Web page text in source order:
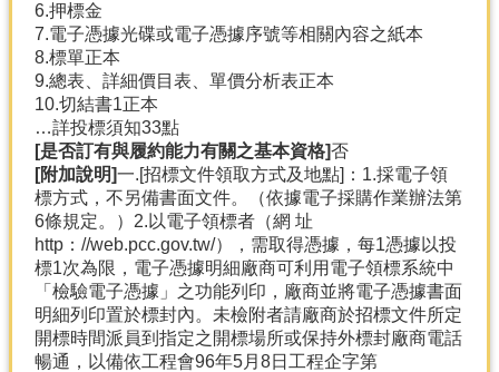
6.押標金
7.電子憑據光碟或電子憑據序號等相關內容之紙本
8.標單正本
9.總表、詳細價目表、單價分析表正本
10.切結書1正本
…詳投標須知33點
[是否訂有與履約能力有關之基本資格]否
[附加說明]一.[招標文件領取方式及地點]：1.採電子領
標方式，不另備書面文件。（依據電子採購作業辦法第
6條規定。）2.以電子領標者（網 址
http：//web.pcc.gov.tw/），需取得憑據，每1憑據以投
標1次為限，電子憑據明細廠商可利用電子領標系統中
「檢驗電子憑據」之功能列印，廠商並將電子憑據書面
明細列印置於標封內。未檢附者請廠商於招標文件所定
開標時間派員到指定之開標場所或保持外標封廠商電話
暢通，以備依工程會96年5月8日工程企字第